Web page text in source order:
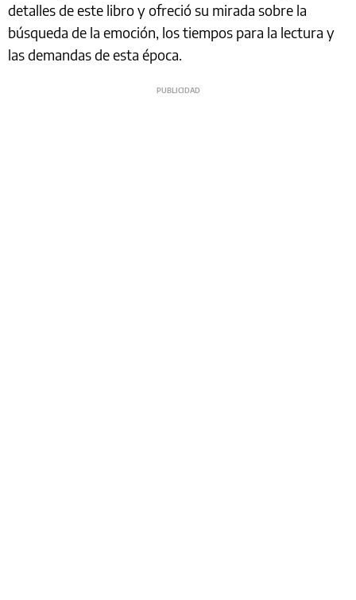
detalles de este libro y ofreció su mirada sobre la
búsqueda de la emoción, los tiempos para la lectura y
las demandas de esta época.